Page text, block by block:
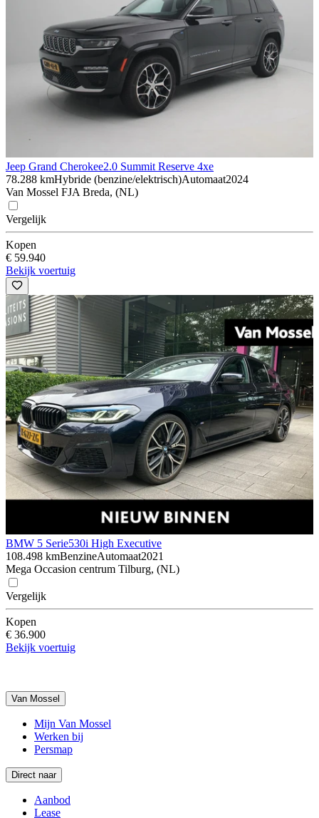
Jeep Grand Cherokee2.0 Summit Reserve 4xe
78.288 kmHybride (benzine/elektrisch)Automaat2024
Van Mossel FJA Breda, (NL)
Vergelijk
Kopen
€ 59.940
Bekijk voertuig
BMW 5 Serie530i High Executive
108.498 kmBenzineAutomaat2021
Mega Occasion centrum Tilburg, (NL)
Vergelijk
Kopen
€ 36.900
Bekijk voertuig
Van Mossel
Mijn Van Mossel
Werken bij
Persmap
Direct naar
Aanbod
Lease